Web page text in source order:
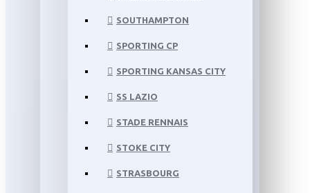
SOUTHAMPTON
SPORTING CP
SPORTING KANSAS CITY
SS LAZIO
STADE RENNAIS
STOKE CITY
STRASBOURG